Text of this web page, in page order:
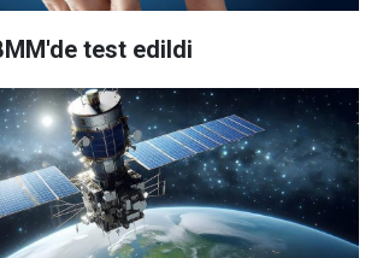
test edildi